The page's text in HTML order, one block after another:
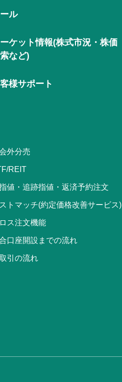
ル
ケット情報(株式市況・株価
など)
様サポート
外分売
REIT
値・追跡指値・返済予約注文
トマッチ(約定価格改善サービス)
ス注文機能
口座開設までの流れ
引の流れ